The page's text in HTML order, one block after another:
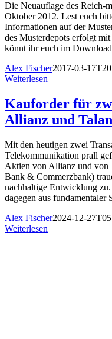
Die Neuauflage des Reich-
Oktober 2012. Lest euch
Informationen auf der
des Musterdepots erfolgt
könnt ihr euch im
Alex Fischer2017-03-
Weiterlesen
Kauforder für
Allianz und
Mit den heutigen zwei
Telekommunikation prall
Aktien von Allianz und von
Bank & Commerzbank)
nachhaltige Entwicklung
dagegen aus fundamentaler
Alex Fischer2024-12-
Weiterlesen